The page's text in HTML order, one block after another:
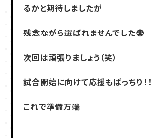
るかと期待しましたが
残念ながら選ばれませんでした😨
次回は頑張りましょう（笑）
試合開始に向けて応援もばっちり！！
これで準備万端